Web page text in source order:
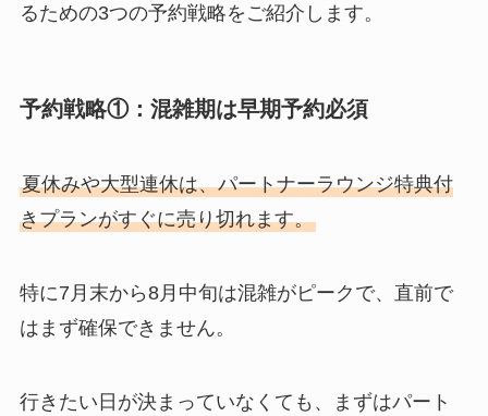
るための3つの予約戦略をご紹介します。
予約戦略①：混雑期は早期予約必須
夏休みや大型連休は、パートナーラウンジ特典付
きプランがすぐに売り切れます。
特に7月末から8月中旬は混雑がピークで、直前で
はまず確保できません。
行きたい日が決まっていなくても、まずはパート